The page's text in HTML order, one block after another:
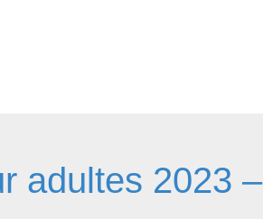
adultes 2023 –